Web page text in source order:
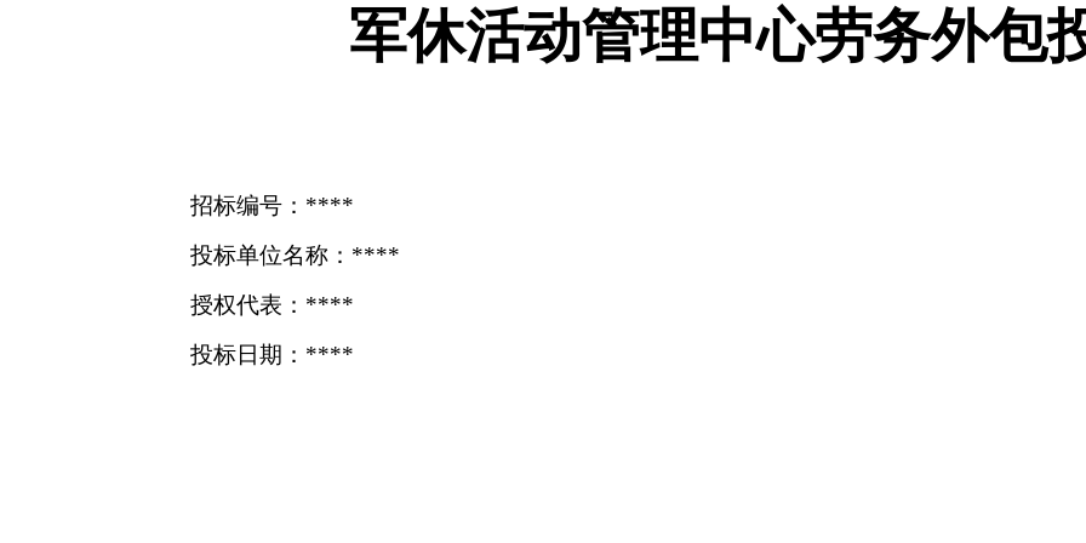
军休活动管理中心劳务外包
招标编号：****
投标单位名称：****
授权代表：****
投标日期：****